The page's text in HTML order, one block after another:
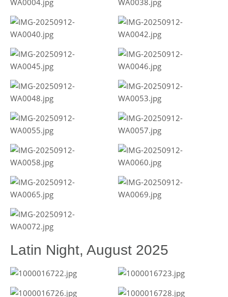
Latin Night, August 2025